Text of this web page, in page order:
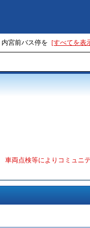
内宮前バス停を [すべてを表
車両点検等によりコミュニ